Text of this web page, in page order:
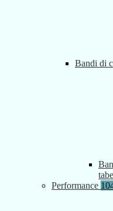
Bandi di
Performance